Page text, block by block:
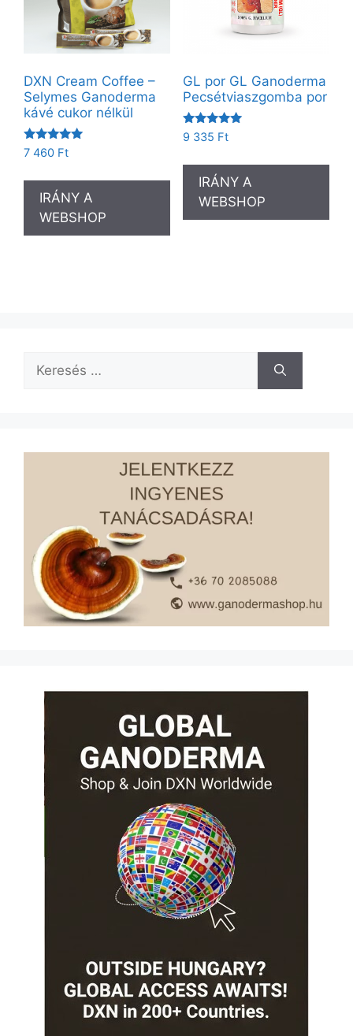
DXN Cream Coffee –
Selymes Ganoderma
kávé cukor nélkül
Értékelés:
5.00
7 460 Ft
IRÁNY A
WEBSHOP
GL por GL Ganoderma
Pecsétviaszgomba por
Értékelés:
5.00
9 335 Ft
IRÁNY A
WEBSHOP
Keresés: